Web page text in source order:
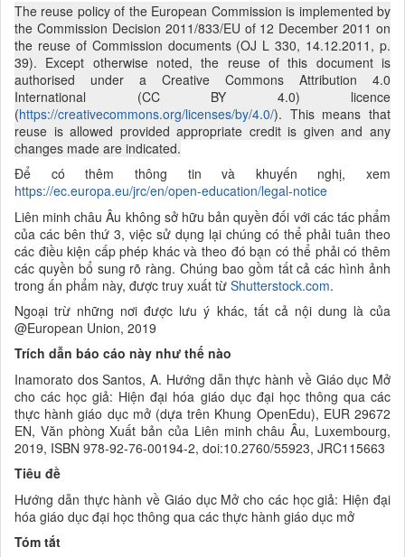
The reuse policy of the European Commission is implemented by
the Commission Decision 2011/833/EU of 12 December 2011 on
the reuse of Commission documents (OJ L 330, 14.12.2011, p.
39). Except otherwise noted, the reuse of this document is
authorised under a Creative Commons Attribution 4.0
International (CC BY 4.0) licence
(https://creativecommons.org/licenses/by/4.0/). This means that
reuse is allowed provided appropriate credit is given and any
changes made are indicated.
Để có thêm thông tin và khuyến nghị, xem
https://ec.europa.eu/jrc/en/open-education/legal-notice
Liên minh châu Âu không sở hữu bản quyền đối với các tác phẩm
của các bên thứ 3, việc sử dụng lại chúng có thể phải tuân theo
các điều kiện cấp phép khác và theo đó bạn có thể phải có thêm
các quyền bổ sung rõ ràng. Chúng bao gồm tất cả các hình ảnh
trong ấn phẩm này, được truy xuất từ Shutterstock.com.
Ngoại trừ những nơi được lưu ý khác, tất cả nội dung là của
@European Union, 2019
Trích dẫn báo cáo này như thế nào
Inamorato dos Santos, A. Hướng dẫn thực hành về Giáo dục Mở
cho các học giả: Hiện đại hóa giáo dục đại học thông qua các
thực hànhgiáo dục mở (dựa trên Khung OpenEdu), EUR 29672
EN, Văn phòng Xuất bản của Liên minh châu Âu, Luxembourg,
2019, ISBN 978-92-76-00194-2, doi:10.2760/55923, JRC115663
Tiêu đề
Hướng dẫn thực hành về Giáo dục Mở cho các học giả: Hiện đại
hóa giáo dục đại học thông qua các thực hành giáo dục mở
Tóm tắt